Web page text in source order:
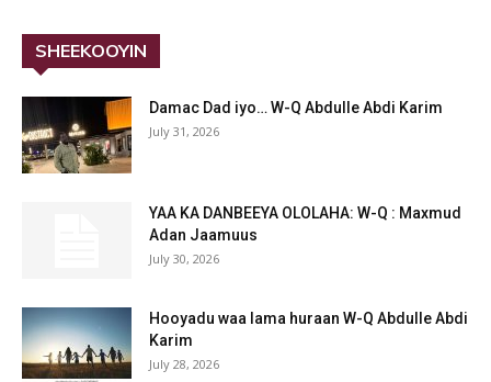
SHEEKOOYIN
Damac Dad iyo… W-Q Abdulle Abdi Karim
July 31, 2026
YAA KA DANBEEYA OLOLAHA: W-Q : Maxmud
Adan Jaamuus
July 30, 2026
Hooyadu waa lama huraan W-Q Abdulle Abdi
Karim
July 28, 2026